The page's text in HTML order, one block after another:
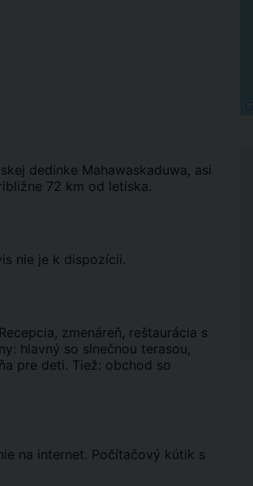
dedinke Mahawaskaduwa, asi
72 km od letiska.
nie je k dispozícii.
zmenáreň, reštaurácia s
hlavný so slnečnou terasou,
pre deti. Tiež: obchod so
na internet. Počítačový kútik s